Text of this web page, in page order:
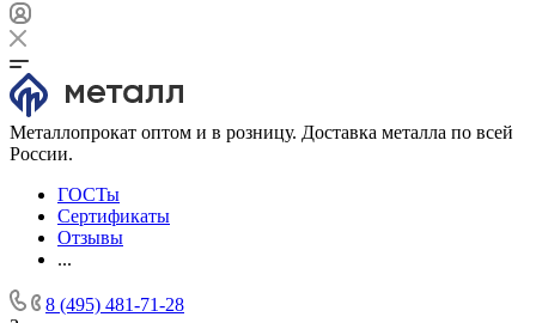
Металлопрокат оптом и в розницу. Доставка металла по всей
России.
ГОСТы
Сертификаты
Отзывы
...
8 (495) 481-71-28